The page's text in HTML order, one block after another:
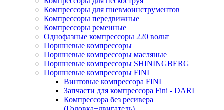
Компрессоры для пневмоинструментов
Компрессоры передвижные
Компрессоры ременные
Однофазные компрессоры 220 вольт
Поршневые компрессоры
Поршневые компрессоры масляные
Поршневые компрессоры SHININGBERG
Поршневые компрессоры FINI
Винтовые компрессора FINI
Запчасти для компрессора Fini - DARI
Компрессора без ресивера